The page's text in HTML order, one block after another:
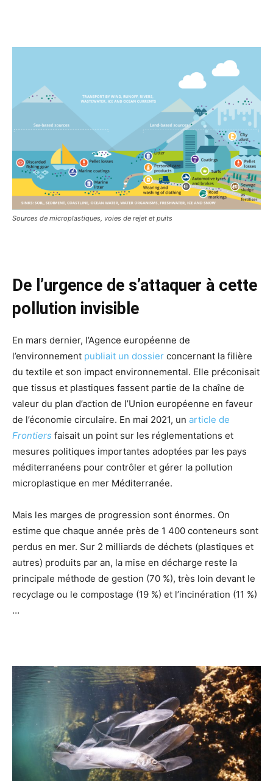
Sources de microplastiques, voies de rejet et puits
De l’urgence de s’attaquer à cette
pollution invisible
En mars dernier, l’Agence européenne de
l’environnement publiait un dossier concernant la filière
du textile et son impact environnemental. Elle préconisait
que tissus et plastiques fassent partie de la chaîne de
valeur du plan d’action de l’Union européenne en faveur
de l’économie circulaire. En mai 2021, un article de
Frontiers faisait un point sur les réglementations et
mesures politiques importantes adoptées par les pays
méditerranéens pour contrôler et gérer la pollution
microplastique en mer Méditerranée.
Mais les marges de progression sont énormes. On
estime que chaque année près de 1 400 conteneurs sont
perdus en mer. Sur 2 milliards de déchets (plastiques et
autres) produits par an, la mise en décharge reste la
principale méthode de gestion (70 %), très loin devant le
recyclage ou le compostage (19 %) et l’incinération (11 %)
…